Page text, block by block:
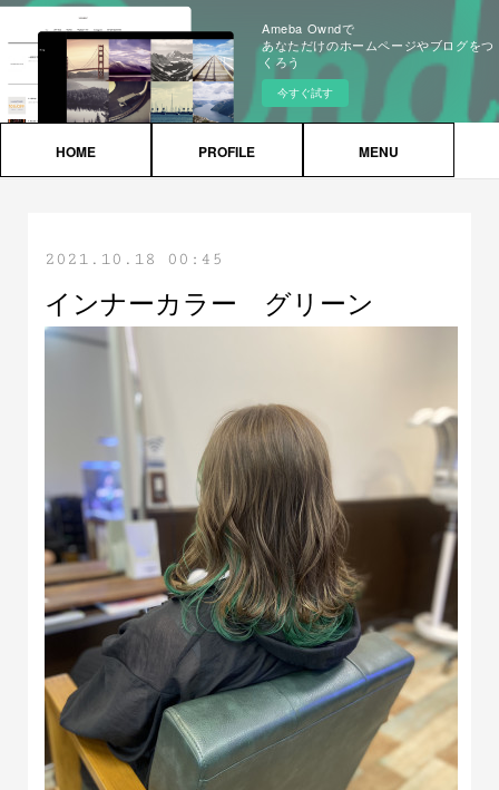
Ameba Owndで
あなただけのホームページやブログをつ
くろう
今すぐ試す
HOME PROFILE MENU
2021.10.18 00:45
インナーカラー グリーン